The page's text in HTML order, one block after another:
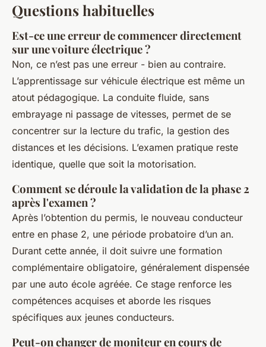
Questions habituelles
Est-ce une erreur de commencer directement
sur une voiture électrique ?
Non, ce n’est pas une erreur - bien au contraire.
L’apprentissage sur véhicule électrique est même un
atout pédagogique. La conduite fluide, sans
embrayage ni passage de vitesses, permet de se
concentrer sur la lecture du trafic, la gestion des
distances et les décisions. L’examen pratique reste
identique, quelle que soit la motorisation.
Comment se déroule la validation de la phase 2
après l'examen ?
Après l’obtention du permis, le nouveau conducteur
entre en phase 2, une période probatoire d’un an.
Durant cette année, il doit suivre une formation
complémentaire obligatoire, généralement dispensée
par une auto école agréée. Ce stage renforce les
compétences acquises et aborde les risques
spécifiques aux jeunes conducteurs.
Peut-on changer de moniteur en cours de